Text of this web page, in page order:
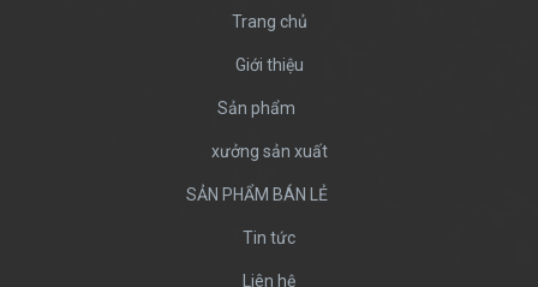
Trang chủ
Giới thiệu
Sản phẩm
xưởng sản xuất
SẢN PHẨM BÁN LẺ
Tin tức
Liên hệ